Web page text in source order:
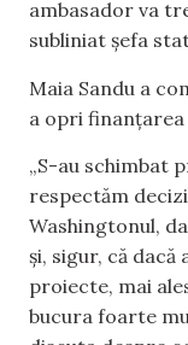
ambasador va
subliniat șefa
Maia Sandu a
a opri
„S-au schimbat
respectăm
Washingtonul,
și, sigur, că
proiecte, mai
bucura foarte